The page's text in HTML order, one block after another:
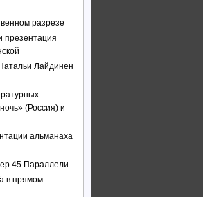
разрезе
презентация
Лайдинен
(Россия) и
альманаха
45 Параллели
в прямом